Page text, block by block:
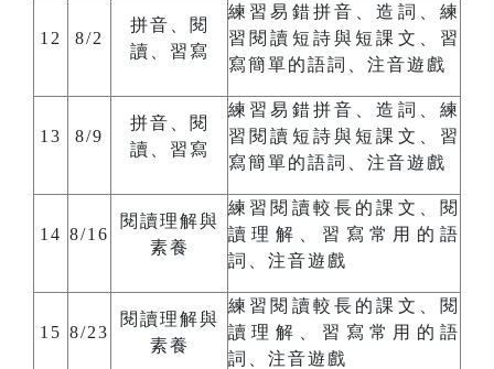
12 8/2
拼音、閱
讀、習寫
練習易錯拼音、造詞、練
習閱讀短詩與短課文、習
寫簡單的語詞、注音遊戲
13 8/9
拼音、閱
讀、習寫
練習易錯拼音、造詞、練
習閱讀短詩與短課文、習
寫簡單的語詞、注音遊戲
14 8/16
閱讀理解與
素養
練習閱讀較長的課文、閱
讀理解、習寫常用的語
詞、注音遊戲
15 8/23
閱讀理解與
素養
練習閱讀較長的課文、閱
讀理解、習寫常用的語
詞、注音遊戲